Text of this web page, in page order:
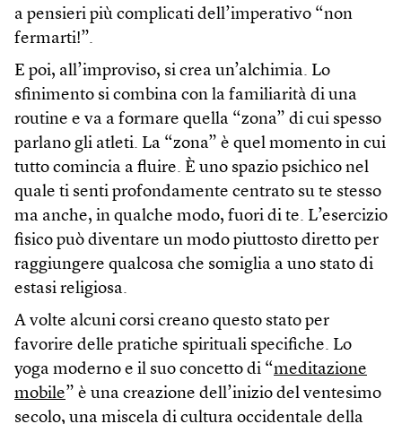
a pensieri più complicati dell’imperativo “non
fermarti!”.
E poi, all’improviso, si crea un’alchimia. Lo
sfinimento si combina con la familiarità di una
routine e va a formare quella “zona” di cui spesso
parlano gli atleti. La “zona” è quel momento in cui
tutto comincia a fluire. È uno spazio psichico nel
quale ti senti profondamente centrato su te stesso
ma anche, in qualche modo, fuori di te. L’esercizio
fisico può diventare un modo piuttosto diretto per
raggiungere qualcosa che somiglia a uno stato di
estasi religiosa.
A volte alcuni corsi creano questo stato per
favorire delle pratiche spirituali specifiche. Lo
yoga moderno e il suo concetto di “meditazione
mobile” è una creazione dell’inizio del ventesimo
secolo, una miscela di cultura occidentale della